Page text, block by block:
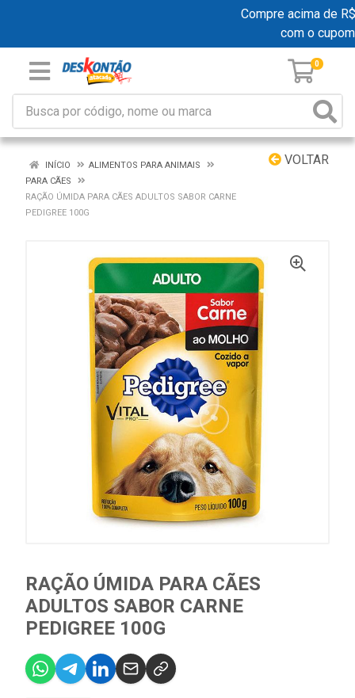
Compre acima de
com o cupom
0
VOLTAR
INÍCIO
ALIMENTOS PARA ANIMAIS
PARA CÃES
RAÇÃO ÚMIDA PARA CÃES ADULTOS SABOR CARNE
PEDIGREE 100G
RAÇÃO ÚMIDA PARA CÃES
ADULTOS SABOR CARNE
PEDIGREE 100G